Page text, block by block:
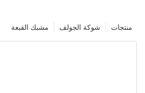
منتجات شوكة الجولف مشبك القبعة